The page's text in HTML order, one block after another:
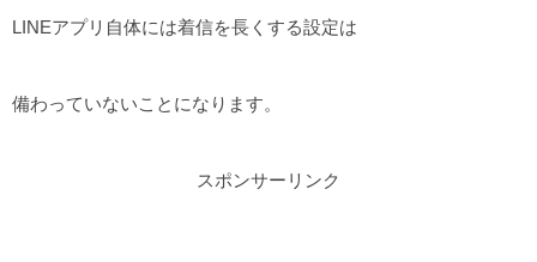
LINEアプリ自体には着信を長くする設定は
備わっていないことになります。
スポンサーリンク